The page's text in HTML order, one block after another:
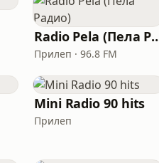
Radio
Прилеп · 96.8 FM
Mini Radio 90 hits
Прилеп